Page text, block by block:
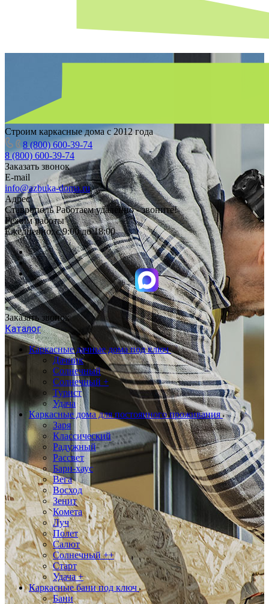
Строим каркасные дома с 2012 года
8 (800) 600-39-74
8 (800) 600-39-74
Заказать звонок
E-mail
info@azbuka-doma.ru
Адрес
Ставрополь Работаем удаленно - звоните!
Режим работы
Ежедневно: с 9:00 до 18:00
Заказать звонок
Каталог
Каркасные дачные дома под ключ
Дачник
Солнечный
Солнечный +
Турист
Удача
Каркасные дома для постоянного проживания
Заря
Классический
Радужный
Рассвет
Барн-хаус
Вега
Восход
Зенит
Комета
Луч
Полет
Салют
Солнечный ++
Старт
Удача +
Каркасные бани под ключ
Бани